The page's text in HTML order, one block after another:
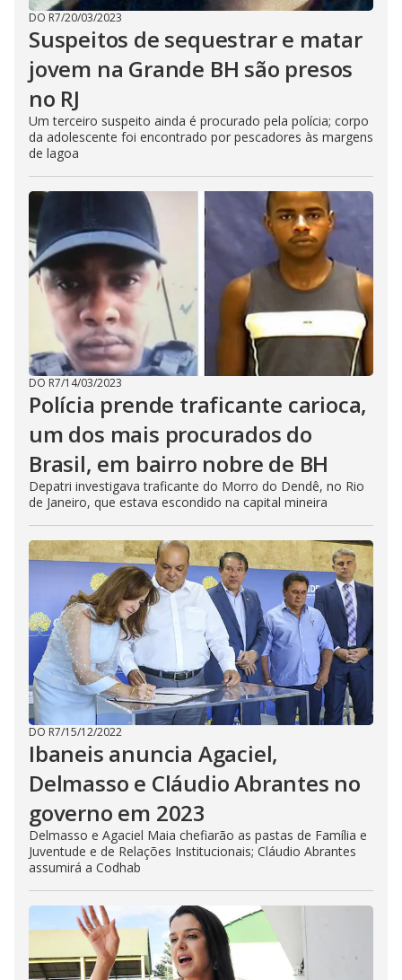
DO R7/20/03/2023
Suspeitos de sequestrar e matar
jovem na Grande BH são presos
no RJ
Um terceiro suspeito ainda é procurado pela polícia; corpo
da adolescente foi encontrado por pescadores às margens
de lagoa
DO R7/14/03/2023
Polícia prende traficante carioca,
um dos mais procurados do
Brasil, em bairro nobre de BH
Depatri investigava traficante do Morro do Dendê, no Rio
de Janeiro, que estava escondido na capital mineira
DO R7/15/12/2022
Ibaneis anuncia Agaciel,
Delmasso e Cláudio Abrantes no
governo em 2023
Delmasso e Agaciel Maia chefiarão as pastas de Família e
Juventude e de Relações Institucionais; Cláudio Abrantes
assumirá a Codhab